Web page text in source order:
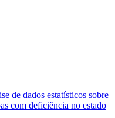
de dados estatísticos sobre
com deficiência no estado